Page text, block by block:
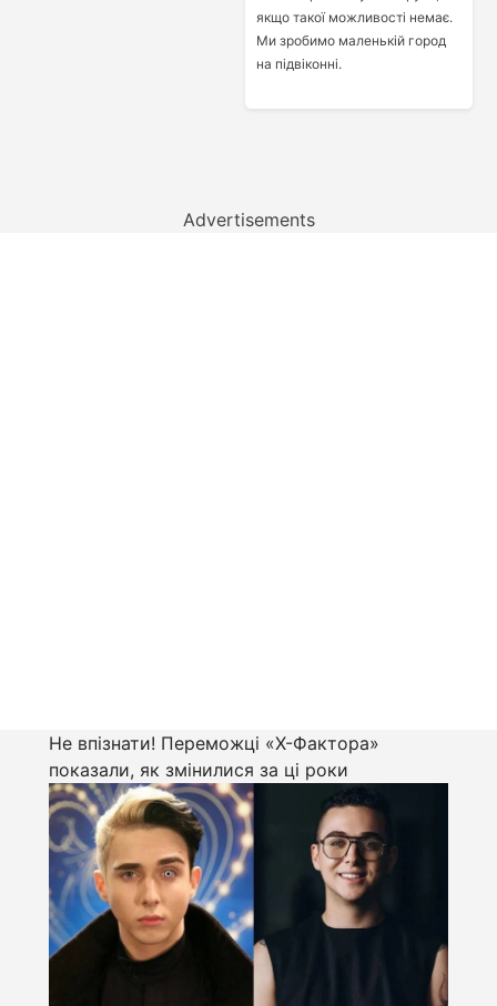
якщо такої можливості немає.
Ми зробимо маленькій город
на підвіконні.
Advertisements
Не впізнати! Переможці «Х-Фактора»
показали, як змінилися за ці роки